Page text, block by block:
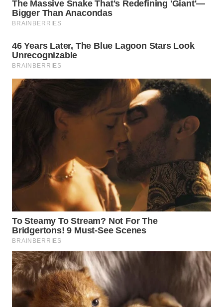
SAMOSIR
PADANG
LAWAS
WN
SUMEDANG
SERIBU
TANGERANG
WN
WN
CIREBON